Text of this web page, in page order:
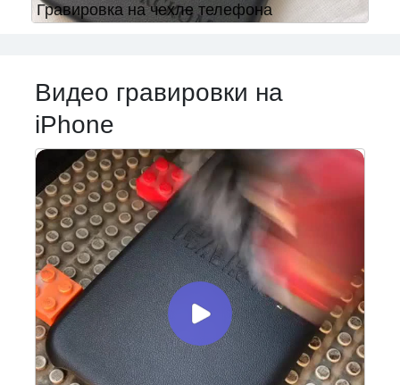
Гравировка на чехле телефона
Видео гравировки на
iPhone